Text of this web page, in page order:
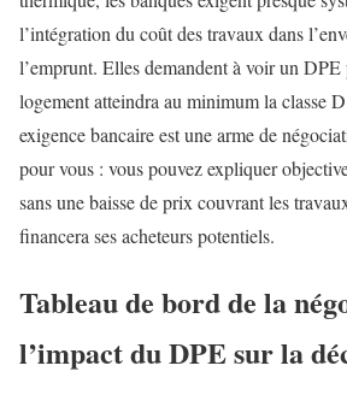
l’intégration du coût des travaux dans
l’emprunt. Elles demandent à voir un
logement atteindra au minimum la classe
exigence bancaire est une arme de
pour vous : vous pouvez expliquer
sans une baisse de prix couvrant les
financera ses acheteurs potentiels.
Tableau de bord de la
l’impact du DPE sur la